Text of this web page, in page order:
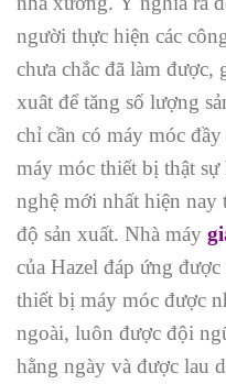
người thực hiện các
chưa chắc đã làm được,
xuât để tăng số lượng
chỉ cần có máy móc
máy móc thiết bị thật
nghệ mới nhất hiện nay
độ sản xuất. Nhà máy
của Hazel đáp ứng
thiết bị máy móc được
ngoài, luôn được đội
hằng ngày và được lau